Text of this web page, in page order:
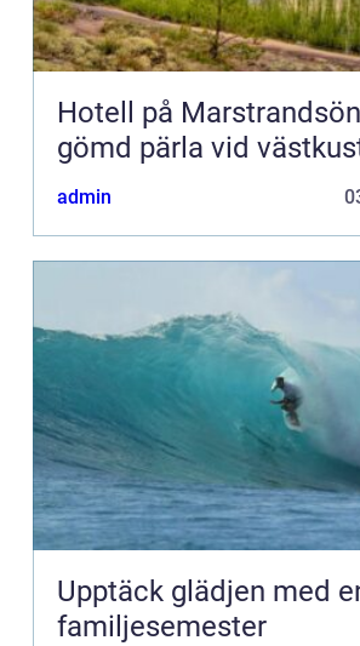
Hotell på
gömd pärla vid
admin
Upptäck glädjen med
familjesemester